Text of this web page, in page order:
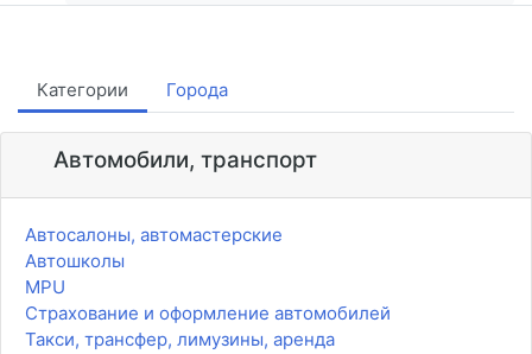
Категории Города
Автомобили, транспорт
Автосалоны, автомастерские
Автошколы
MPU
Страхование и оформление автомобилей
Такси, трансфер, лимузины, аренда